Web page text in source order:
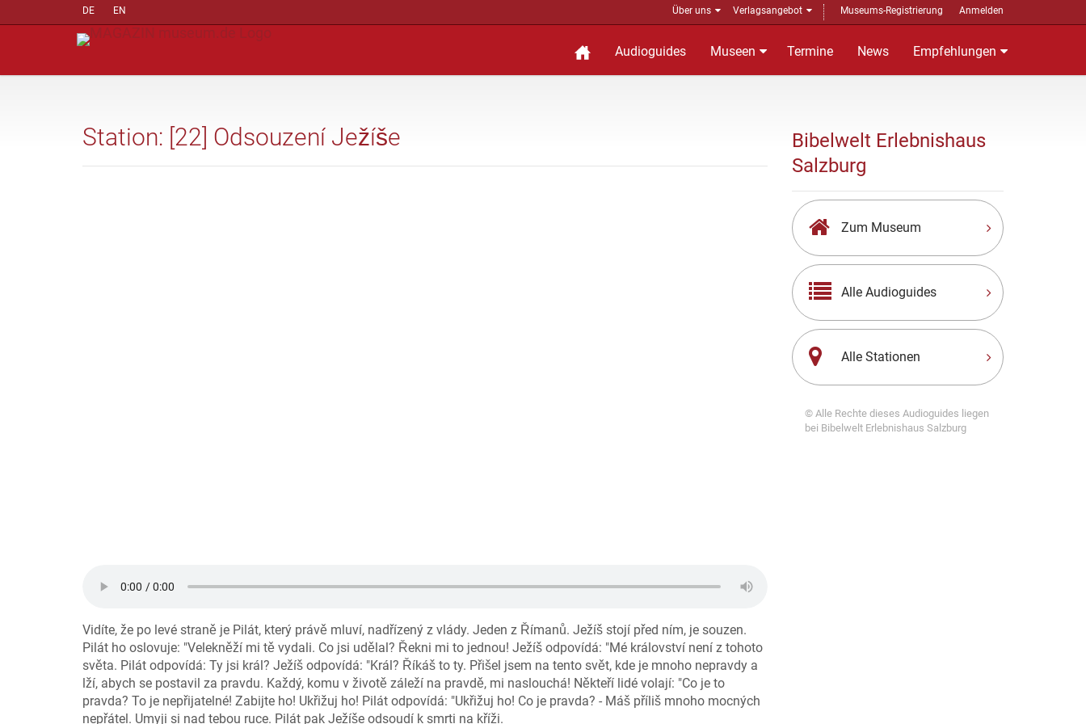
DE EN Über uns Verlagsangebot Museums-Registrierung Anmelden
Audioguides Museen Termine News Empfehlungen
Station: [22] Odsouzení Ježíše
Vidíte, že po levé straně je Pilát, který právě mluví, nadřízený z vlády. Jeden z Římanů. Ježíš stojí před ním, je souzen.
Pilát ho oslovuje: "Velekněží mi tě vydali. Co jsi udělal? Řekni mi to jednou! Ježíš odpovídá: "Mé království není z tohoto
světa. Pilát odpovídá: Ty jsi král? Ježíš odpovídá: "Král? Říkáš to ty. Přišel jsem na tento svět, kde je mnoho nepravdy a
lží, abych se postavil za pravdu. Každý, komu v životě záleží na pravdě, mi naslouchá! Někteří lidé volají: "Co je to
pravda? To je nepřijatelné! Zabijte ho! Ukřižuj ho! Pilát odpovídá: "Ukřižuj ho! Co je pravda? - Máš příliš mnoho mocných
nepřátel. Umyji si nad tebou ruce. Pilát pak Ježíše odsoudí k smrti na kříži.
Bibelwelt Erlebnishaus
Salzburg
Zum Museum
Alle Audioguides
Alle Stationen
© Alle Rechte dieses Audioguides liegen
bei Bibelwelt Erlebnishaus Salzburg